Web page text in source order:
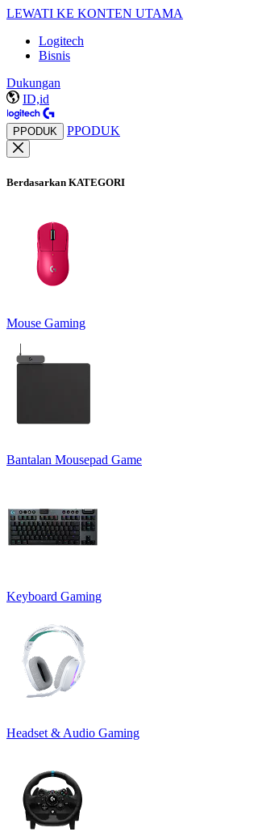
LEWATI KE KONTEN UTAMA
Logitech
Bisnis
Dukungan
ID,id
PPODUK PPODUK
Berdasarkan KATEGORI
Mouse Gaming
Bantalan Mousepad Game
Keyboard Gaming
Headset & Audio Gaming